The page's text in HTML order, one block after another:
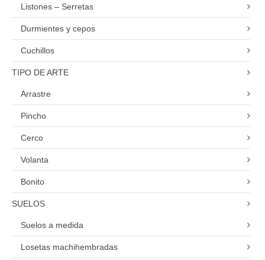
Listones – Serretas
Durmientes y cepos
Cuchillos
TIPO DE ARTE
Arrastre
Pincho
Cerco
Volanta
Bonito
SUELOS
Suelos a medida
Losetas machihembradas